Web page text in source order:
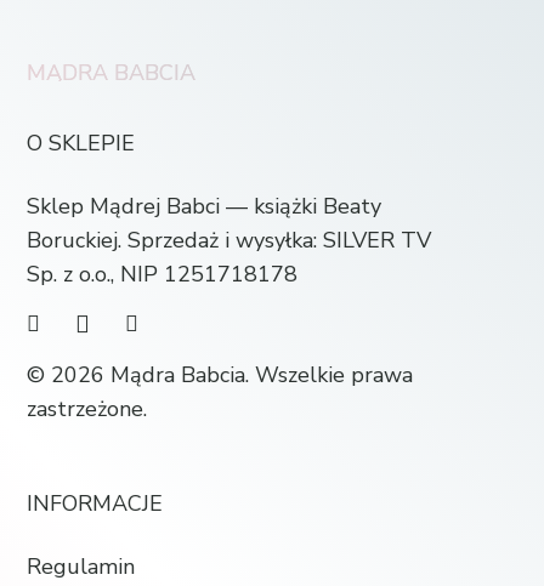
MĄDRA BABCIA
O SKLEPIE
Sklep Mądrej Babci — książki Beaty
Boruckiej. Sprzedaż i wysyłka: SILVER TV
Sp. z o.o., NIP 1251718178
© 2026 Mądra Babcia. Wszelkie prawa
zastrzeżone.
INFORMACJE
Regulamin